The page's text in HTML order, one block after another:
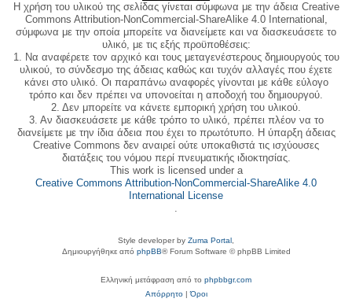
Η χρήση του υλικού της σελίδας γίνεται σύμφωνα με την άδεια Creative
Commons Attribution-NonCommercial-ShareAlike 4.0 International,
σύμφωνα με την οποία μπορείτε να διανείμετε και να διασκευάσετε το
υλικό, με τις εξής προϋποθέσεις:
1. Να αναφέρετε τον αρχικό και τους μεταγενέστερους δημιουργούς του
υλικού, το σύνδεσμο της άδειας καθώς και τυχόν αλλαγές που έχετε
κάνει στο υλικό. Οι παραπάνω αναφορές γίνονται με κάθε εύλογο
τρόπο και δεν πρέπει να υπονοείται η αποδοχή του δημιουργού.
2. Δεν μπορείτε να κάνετε εμπορική χρήση του υλικού.
3. Αν διασκευάσετε με κάθε τρόπο το υλικό, πρέπει πλέον να το
διανείμετε με την ίδια άδεια που έχει το πρωτότυπο. Η ύπαρξη άδειας
Creative Commons δεν αναιρεί ούτε υποκαθιστά τις ισχύουσες
διατάξεις του νόμου περί πνευματικής ιδιοκτησίας.
This work is licensed under a
Creative Commons Attribution-NonCommercial-ShareAlike 4.0
International License
.
Style developer by Zuma Portal
Δημιουργήθηκε από phpBB® Forum Software © phpBB Limited
Ελληνική μετάφραση από το phpbbgr.com
Απόρρητο|Όροι